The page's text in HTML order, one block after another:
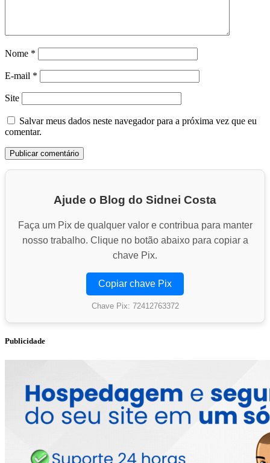
Nome *
E-mail *
Site
Salvar meus dados neste navegador para a próxima vez que eu
comentar.
Ajude o Blog do Sidnei Costa
Faça um Pix de qualquer valor e contribua para manter
nosso trabalho. Clique no botão abaixo para copiar a
chave Pix.
Copiar chave Pix
Chave Pix: 72412763372
Publicidade